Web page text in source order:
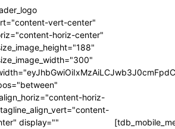
vert-center"
horiz-center"
horiz-
display=""